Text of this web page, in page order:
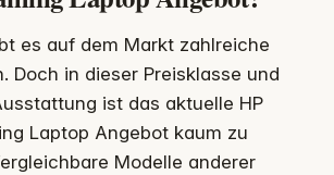
es auf dem Markt zahlreiche
Doch in dieser Preisklasse und
ist das aktuelle HP
Laptop Angebot kaum zu
Modelle anderer